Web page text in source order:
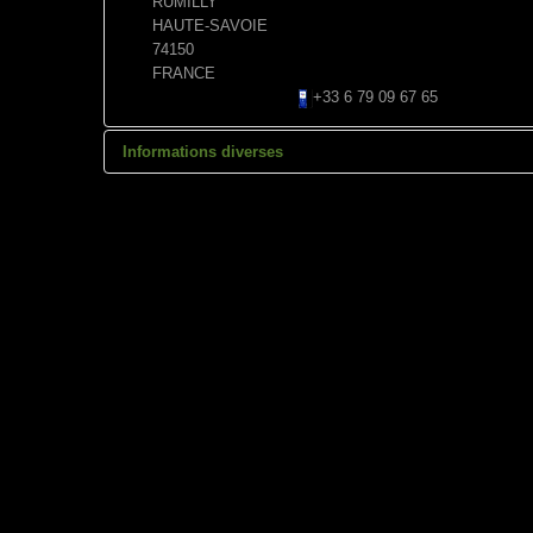
HAUTE-SAVOIE
74150
FRANCE
+33 6 79 09 67 65
Informations diverses